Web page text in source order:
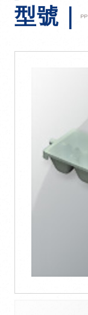
型號｜PP